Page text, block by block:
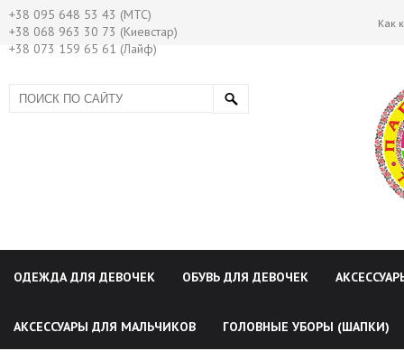
+38 095 648 53 43 (МТС)
+38 068 963 30 73 (Киевстар)
+38 073 159 65 61 (Лайф)
Как
ОДЕЖДА ДЛЯ ДЕВОЧЕК ОБУВЬ ДЛЯ ДЕВОЧЕК
АКСЕССУАРЫ ДЛЯ МАЛЬЧИКОВ ГОЛОВНЫЕ УБОРЫ (ШАПКИ)